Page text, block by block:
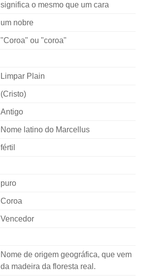
significa o mesmo que um cara
um nobre
"Coroa" ou "coroa"
Limpar Plain
(Cristo)
Antigo
Nome latino do Marcellus
fértil
puro
Coroa
Vencedor
Nome de origem geográfica, que vem
da madeira da floresta real.